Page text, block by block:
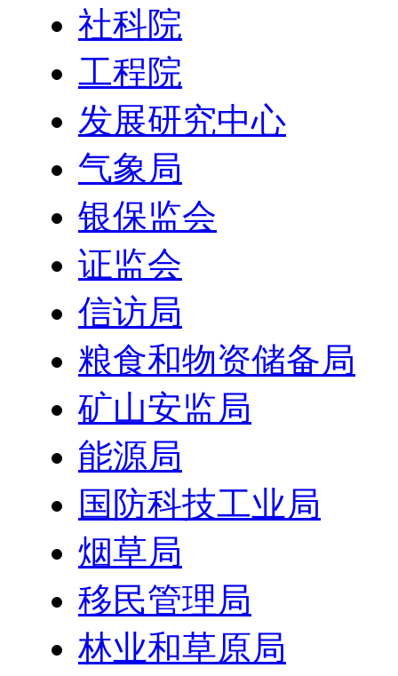
社科院
工程院
发展研究中心
气象局
银保监会
证监会
信访局
粮食和物资储备局
矿山安监局
能源局
国防科技工业局
烟草局
移民管理局
林业和草原局